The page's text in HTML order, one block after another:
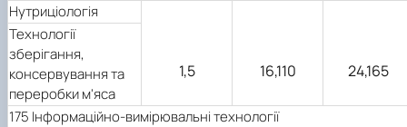
Нутриціологія
1,5 16,110 24,165
Технології
зберігання,
консервування та
переробки м'яса
175 Інформаційно-вимірювальні технології